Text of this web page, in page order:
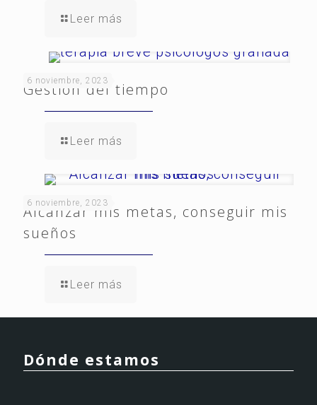
Leer más
6 noviembre, 2023
Gestión del tiempo
Leer más
6 noviembre, 2023
Alcanzar mis metas, conseguir mis
sueños
Leer más
Dónde estamos